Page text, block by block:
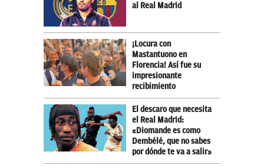
al Real Madrid
¡Locura con
Mastantuono en
Florencia! Así fue su
impresionante
recibimiento
El descaro que necesita
el Real Madrid:
«Diomande es como
Dembélé, que no sabes
por dónde te va a salir»